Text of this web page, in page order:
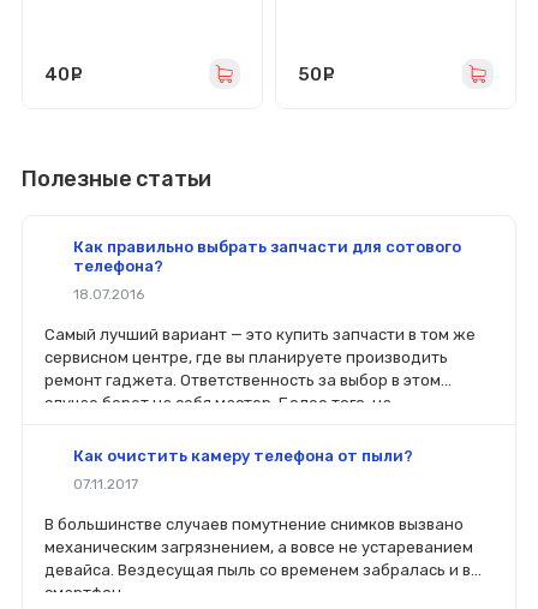
40 50
Полезные статьи
Как правильно выбрать запчасти для сотового
телефона?
18.07.2016
Самый лучший вариант — это купить запчасти в том же
сервисном центре, где вы планируете производить
ремонт гаджета. Ответственность за выбор в этом
случае берет на себя мастер. Более того, на
вы планируете делать ремонт самостоятельно, то выбор
перед покупкой нового модуля старый был в руках. Так
легче сориентироваться в разъемах, элементах
крепления, электрических параметрах и прочих
характеристиках.
Как очистить камеру телефона от пыли?
07.11.2017
В большинстве случаев помутнение снимков вызвано
механическим загрязнением, а вовсе не устареванием
девайса. Вездесущая пыль со временем забралась и в
смартфон.